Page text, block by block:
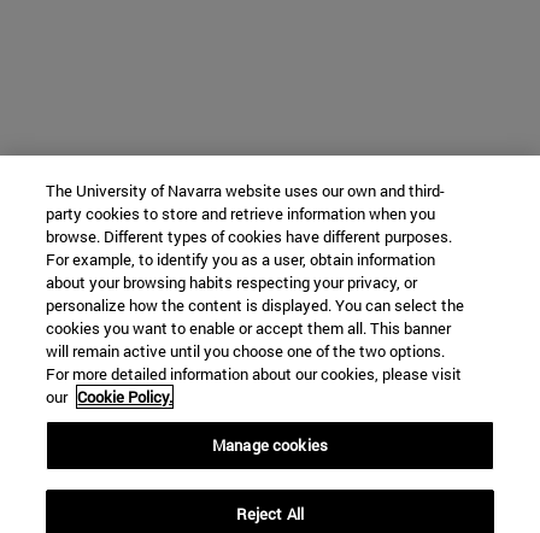
The University of Navarra website uses our own and third-
party cookies to store and retrieve information when you
browse. Different types of cookies have different purposes.
For example, to identify you as a user, obtain information
about your browsing habits respecting your privacy, or
personalize how the content is displayed. You can select the
cookies you want to enable or accept them all. This banner
will remain active until you choose one of the two options.
For more detailed information about our cookies, please visit
our Cookie Policy.
Manage cookies
Reject All